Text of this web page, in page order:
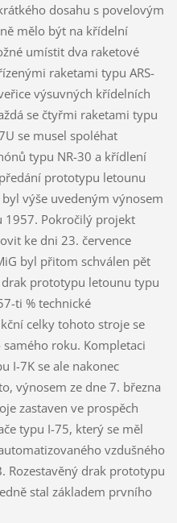
dosahu s povelovým
mělo být na křídelní
umístit dva raketové
raketami typu ARS-
výsuvných křídelních
se čtyřmi raketami typu
se musel spoléhat
typu NR-30 a křídlení
prototypu letounu
výše uvedeným výnosem
1957. Pokročilý projekt
ke dni 23. července
byl přitom schválen pět
prototypu letounu typu
ti % technické
celky tohoto stroje se
roku. Kompletaci
I-7K se ale nakonec
výnosem ze dne 7. března
zastaven ve prospěch
typu I-75, který se měl
vzdušného
Rozestavěný drak prototypu
stal základem prvního